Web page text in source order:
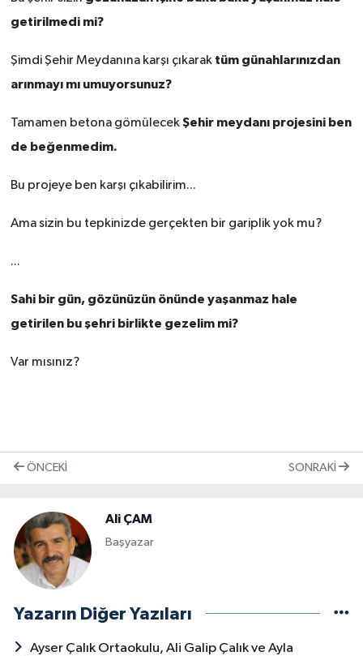
getirilmedi mi?
Şimdi Şehir Meydanına karşı çıkarak tüm günahlarınızdan
arınmayı mı umuyorsunuz?
Tamamen betona gömülecekŞehir meydanı projesini ben
de beğenmedim.
Bu projeye ben karşı çıkabilirim...
Ama sizin bu tepkinizde gerçekten bir gariplik yok mu?
...
Sahi bir gün, gözünüzün önünde yaşanmaz hale
getirilen bu şehri birlikte gezelim mi?
Var mısınız?
ÖNCEKI SONRAKI
Ali ÇAM
Başyazar
Yazarın Diğer Yazıları
Ayser Çalık Ortaokulu, Ali Galip Çalık ve Ayla